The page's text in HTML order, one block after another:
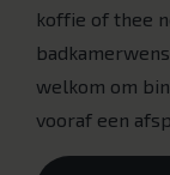
koffie of thee
welkom om
vooraf een